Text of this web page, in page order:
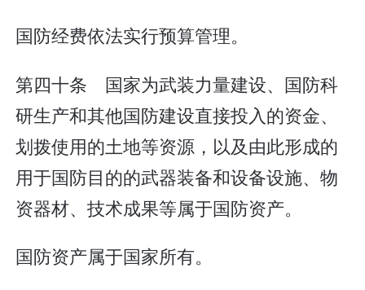
国防经费依法实行预算管理。
第四十条 国家为武装力量建设、国防科
研生产和其他国防建设直接投入的资金、
划拨使用的土地等资源，以及由此形成的
用于国防目的的武器装备和设备设施、物
资器材、技术成果等属于国防资产。
国防资产属于国家所有。